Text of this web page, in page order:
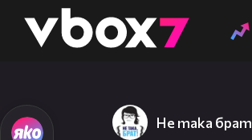
👾
Не така брат